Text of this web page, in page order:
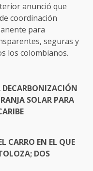
anunció que
coordinación
para
seguras y
los colombianos.
SOLAR PARA
CARRO EN EL QUE
DOS